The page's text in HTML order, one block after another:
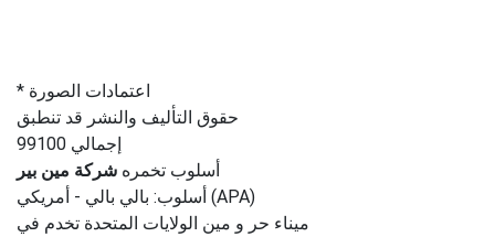
* اعتمادات الصورة
حقوق التأليف والنشر قد تنطبق
إجمالي 99100
أسلوب تخمره شركة مين بير
أسلوب: بالي بالي - أمريكي (APA)
ميناء حر و مين الولايات المتحدة تخدم في